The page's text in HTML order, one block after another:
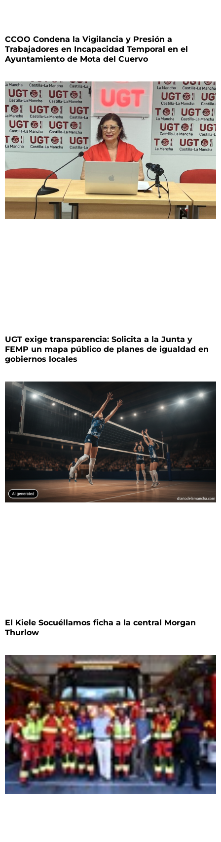
CCOO Condena la Vigilancia y Presión a
Trabajadores en Incapacidad Temporal en el
Ayuntamiento de Mota del Cuervo
UGT exige transparencia: Solicita a la Junta y
FEMP un mapa público de planes de igualdad en
gobiernos locales
El Kiele Socuéllamos ficha a la central Morgan
Thurlow